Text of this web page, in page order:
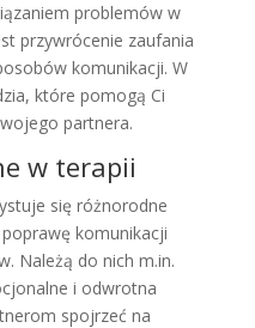
problemów w
przywrócenie zaufania
komunikacji. W
które pomogą Ci
partnera.
w terapii
się różnorodne
komunikacji
Należą do nich m.in.
i odwrotna
spojrzeć na